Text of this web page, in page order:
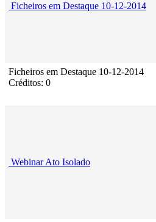
Ficheiros em Destaque 10-12-2014
Ficheiros em Destaque 10-12-2014
Créditos: 0
Webinar Ato Isolado